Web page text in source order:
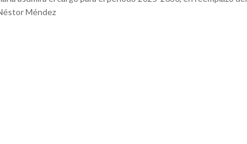
Méndez